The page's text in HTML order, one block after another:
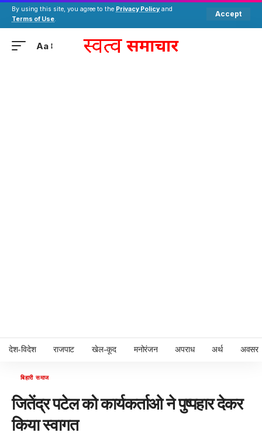
By using this site, you agree to the Privacy Policy and
Terms of Use.
Accept
Aa
देश-विदेश राजपाट खेल-कूद मनोरंजन अपराध अर्थ अवसर
बिहारी समाज
जितेंद्र पटेल को कार्यकर्ताओ ने पुष्पहार देकर
किया स्वागत